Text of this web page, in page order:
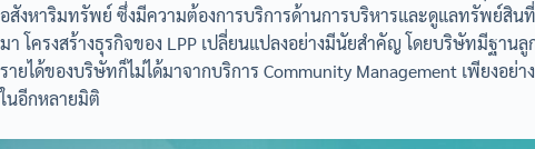
อสังหาริมทรัพย์ ซึ่งมีความต้องการบริการด้านการบริหารและดูแลทรัพย์สิ
มา โครงสร้างธุรกิจของ LPP เปลี่ยนแปลงอย่างมีนัยสำคัญ โดยบริษัทมีฐา
รายได้ของบริษัทก็ไม่ได้มาจากบริการ Community Management เพียงอ
ในอีกหลายมิติ